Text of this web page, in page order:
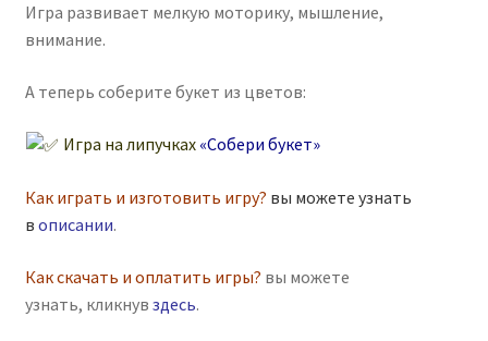
Игра развивает мелкую моторику, мышление,
внимание.
А теперь соберите букет из цветов:
Игра на липучках «Собери букет»
Как играть и изготовить игру? вы можете узнать
в описании.
Как скачать и оплатить игры? вы можете
узнать, кликнув здесь.